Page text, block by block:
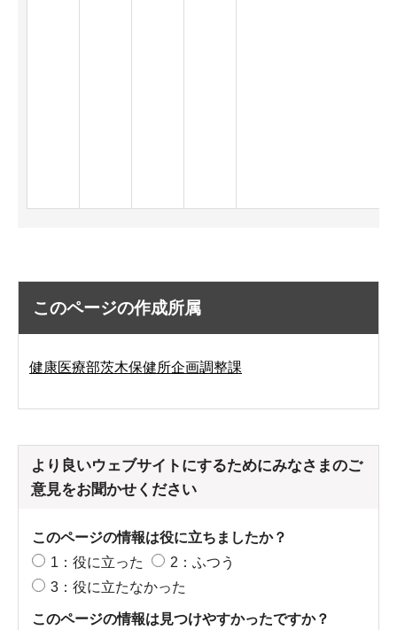
このページの作成所属
健康医療部茨木保健所企画調整課
より良いウェブサイトにするためにみなさまのご
意見をお聞かせください
このページの情報は役に立ちましたか？
1：役に立った
2：ふつう
3：役に立たなかった
このページの情報は見つけやすかったですか？